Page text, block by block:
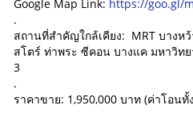
Google Map Link: https://goo.gl/
.
สถานที่สำคัญใกล้เคียง: MRT บางห
สโตร์ ท่าพระ ซีคอน บางแค มหาวิท
3
.
ราคาขาย: 1,950,000 บาท (ค่าโอนทั้